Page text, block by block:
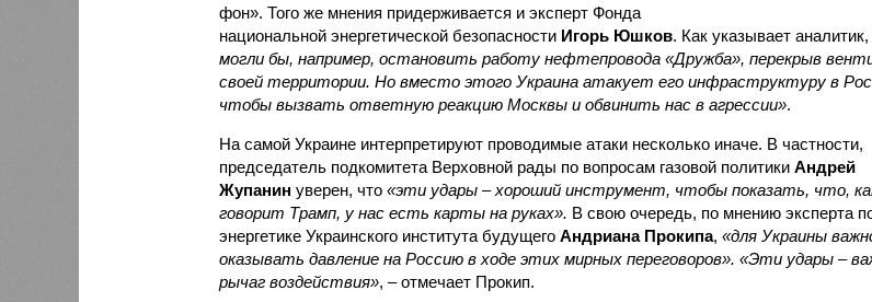
фон». Того же мнения придерживается и эксперт Фонда
национальной энергетической безопасности Игорь Юшков. Как указывает аналитик,
могли бы, например, остановить работу нефтепровода «Дружба», перекрыв
своей территории. Но вместо этого Украина атакует его инфраструктуру в
чтобы вызвать ответную реакцию Москвы и обвинить нас в агрессии».
На самой Украине интерпретируют проводимые атаки несколько иначе. В частности,
председатель подкомитета Верховной рады по вопросам газовой политики Андрей
Жупанин уверен, что «эти удары – хороший инструмент, чтобы показать, что,
говорит Трамп, у нас есть карты на руках». В свою очередь, по мнению эксперта
энергетике Украинского института будущего Андриана Прокипа, «для Украины
оказывать давление на Россию в ходе этих мирных переговоров». «Эти удары –
рычаг воздействия», – отмечает Прокип.